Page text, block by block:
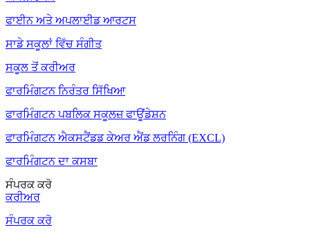
ਫਾਈਨ ਅਤੇ ਅਪਲਾਈਡ ਆਰਟਸ
ਸਾਡੇ ਸਕੂਲਾਂ ਵਿੱਚ ਸੰਗੀਤ
ਸਕੂਲ ਤੋਂ ਕਰੀਅਰ
ਫਾਰਮਿੰਗਟਨ ਨਿਰੰਤਰ ਸਿੱਖਿਆ
ਫਾਰਮਿੰਗਟਨ ਪਬਲਿਕ ਸਕੂਲਜ਼ ਫਾਊਂਡੇਸ਼ਨ
ਫਾਰਮਿੰਗਟਨ ਐਕਸਟੈਂਡਡ ਕੇਅਰ ਐਂਡ ਲਰਨਿੰਗ (EXCL)
ਫਾਰਮਿੰਗਟਨ ਦਾ ਕਸਬਾ
ਸੰਪਰਕ ਕਰੋ
ਕਰੀਅਰ
ਸੰਪਰਕ ਕਰੋ